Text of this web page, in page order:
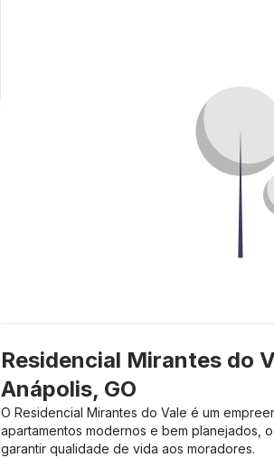
Residencial Mirantes do
Anápolis, GO
O Residencial Mirantes do Vale é um
apartamentos modernos e bem planejados,
garantir qualidade de vida aos moradores.